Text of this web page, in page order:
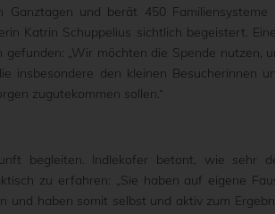
und berät 450 Familiensysteme
Katrin Schuppelius sichtlich begeistert.
„Wir möchten die Spende nutzen,
insbesondere den kleinen Besucherinnen
zugutekommen sollen.“
begleiten. Indlekofer betont, wie sehr
zu erfahren: „Sie haben auf eigene
und haben somit selbst und aktiv zum